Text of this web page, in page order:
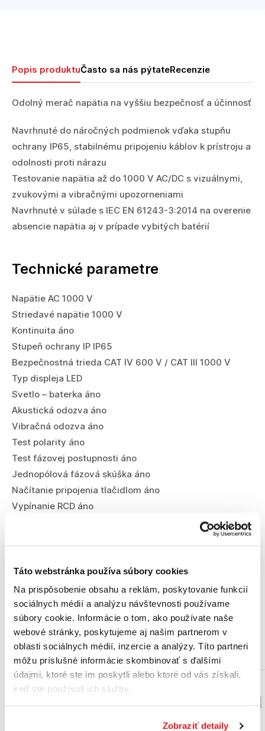
Táto webstránka používa súbory cookies
Na prispôsobenie obsahu a reklám, poskytovanie funkcií
sociálnych médií a analýzu návštevnosti používame
súbory cookie. Informácie o tom, ako používate naše
webové stránky, poskytujeme aj našim partnerom v
oblasti sociálnych médií, inzercie a analýzy. Títo partneri
môžu príslušné informácie skombinovať s ďalšími
údajmi, ktoré ste im poskytli alebo ktoré od vás získali,
keď ste používali ich služby.
Zobraziť detaily
Popis produktuČasto sa nás pýtateRecenzie
Odolný merač napätia na vyššiu bezpečnosť a účinnosť
Navrhnuté do náročných podmienok vďaka stupňu
ochrany IP65, stabilnému pripojeniu káblov k prístroju a
odolnosti proti nárazu
Testovanie napätia až do 1000 V AC/DC s vizuálnymi,
zvukovými a vibračnými upozorneniami
Navrhnuté v súlade s IEC EN 61243-3:2014 na overenie
absencie napätia aj v prípade vybitých batérií
Technické parametre
Napätie AC 1000 V
Striedavé napätie 1000 V
Kontinuita áno
Stupeň ochrany IP IP65
Bezpečnostná trieda CAT IV 600 V / CAT III 1000 V
Typ displeja LED
Svetlo – baterka áno
Akustická odozva áno
Vibračná odozva áno
Test polarity áno
Test fázovej postupnosti áno
Jednopólová fázová skúška áno
Načítanie pripojenia tlačidlom áno
Vypínanie RCD áno
2× batéria 1,5 V LR03 (AAA)
Taška
Podobné produkty